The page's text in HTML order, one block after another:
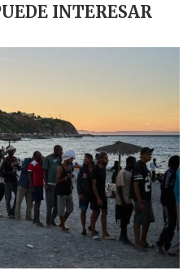
INTERESAR